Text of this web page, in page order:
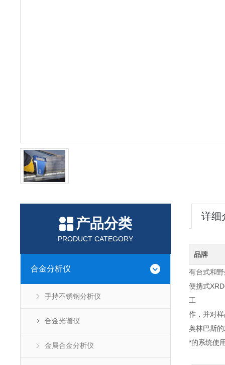
产品分类
PRODUCT CATEGORY
合金分析仪
手持不锈钢分析仪
合金光谱仪
金属合金分析仪
详细
品牌
有台式和
便携式
工
作，并对
奥林巴斯
*的系统使